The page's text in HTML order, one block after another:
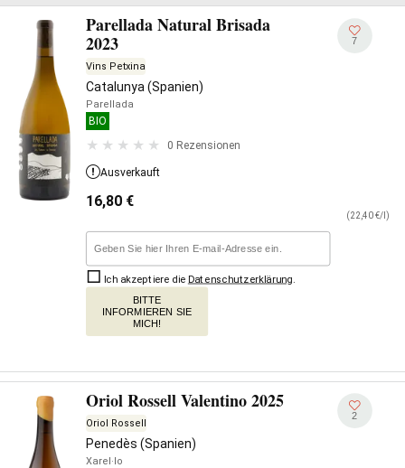
Parellada Natural Brisada
2023
Vins Petxina
Catalunya (Spanien)
Parellada
BIO
0 Rezensionen
7
Ausverkauft
16,80 €
(22,40 €/l)
Ich akzeptiere die Datenschutzerklärung
BITTE
INFORMIEREN SIE
MICH!
Oriol Rossell Valentino 2025
Oriol Rossell
Penedès (Spanien)
Xarel·lo
2